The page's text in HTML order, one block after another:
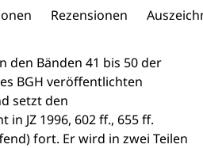
Rezensionen
den Bänden 41 bis 50 der
BGH veröffentlichten
setzt den
JZ 1996, 602 ff., 655 ff.
fort. Er wird in zwei Teilen